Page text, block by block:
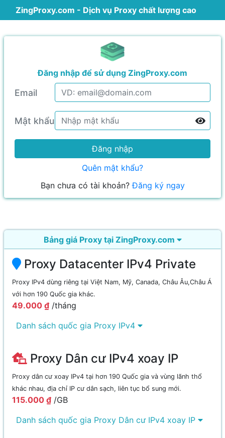
ZingProxy.com - Dịch vụ Proxy chất lượng cao
Đăng nhập để sử dụng ZingProxy.com
Email
Mật khẩu
Đăng nhập
Quên mật khẩu?
Bạn chưa có tài khoản?Đăng ký ngay
Bảng giá Proxy tại ZingProxy.com
Proxy Datacenter IPv4 Private
Proxy IPv4 dùng riêng tại Việt Nam, Mỹ, Canada, Châu Âu,Châu Á
với hơn 190 Quốc gia khác.
49.000 ₫ /tháng
Danh sách quốc gia Proxy IPv4
Proxy Dân cư IPv4 xoay IP
Proxy dân cư xoay IPv4 tại hơn 190 Quốc gia và vùng lãnh thổ
khác nhau, địa chỉ IP cư dân sạch, liên tục bổ sung mới.
115.000 ₫ /GB
Danh sách quốc gia Proxy Dân cư IPv4 xoay IP